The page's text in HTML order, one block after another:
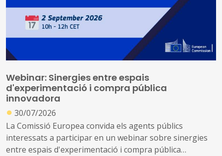
Webinar: Sinergies entre espais
d'experimentació i compra pública
innovadora
● 30/07/2026
La Comissió Europea convida els agents públics
interessats a participar en un webinar sobre sinergies
entre espais d'experimentació i compra pública